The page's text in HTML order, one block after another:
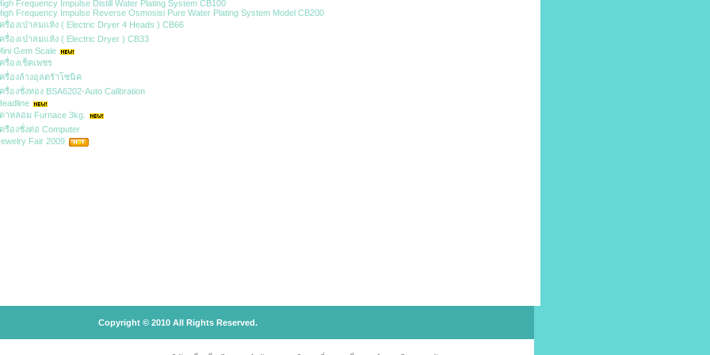
Frequency Impulse Distill Water Plating System CB100
Frequency Impulse Reverse Osmosisi Pure Water Plating System Model CB200
ครื่องเป่าลมแห้ง ( Electric Dryer 4 Heads ) CB66
ครื่องเป่าลมแห้ง ( Electric Dryer ) CB33
Gem Scale
ครื่องเช็คเพชร
ครื่องล้างอุลตร้าโซนิค
ครื่องชั่งทอง BSA6202-Auto Calibration
ตาหลอม Furnace 3kg.
ครืองชั่งต่อ Computer
Fair 2009
Copyright © 2010 All Rights Reserved.